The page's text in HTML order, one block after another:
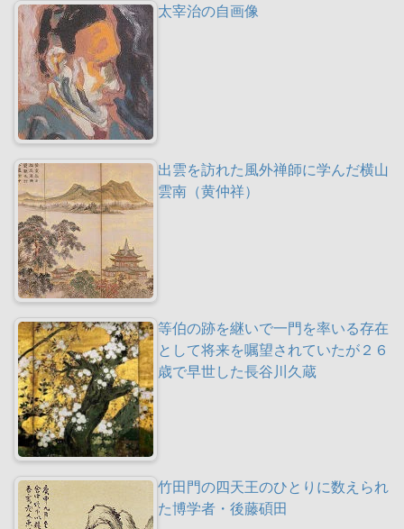
太宰治の自画像
出雲を訪れた風外禅師に学んだ横山
雲南（黄仲祥）
等伯の跡を継いで一門を率いる存在
として将来を嘱望されていたが２６
歳で早世した長谷川久蔵
竹田門の四天王のひとりに数えられ
た博学者・後藤碩田